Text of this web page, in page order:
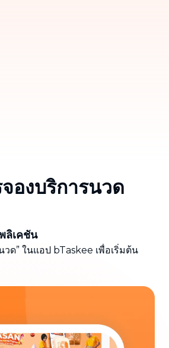
องบริการนวด
ลิเคชัน
วด” ในแอป bTaskee เพื่อเริ่มต้น